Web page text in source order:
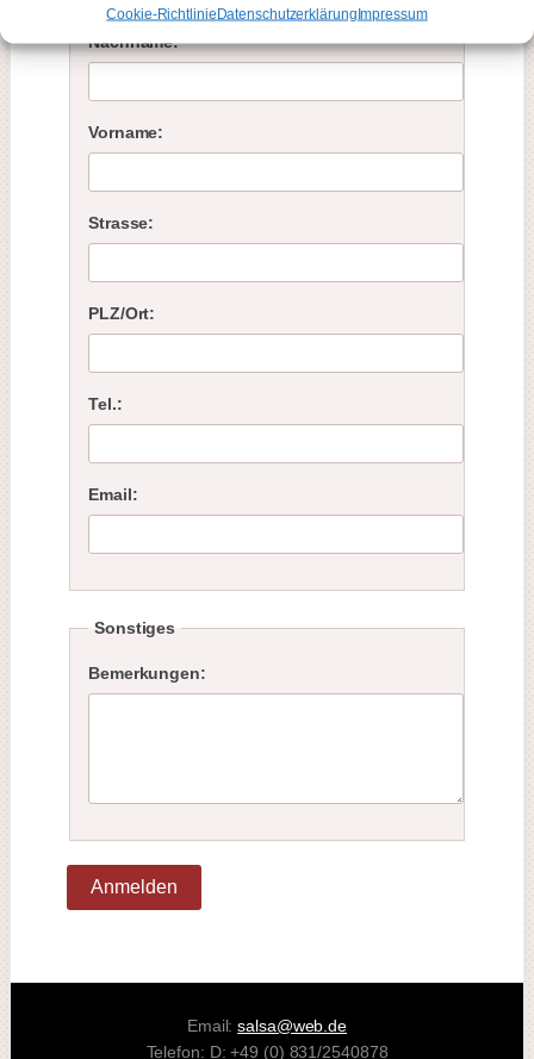
Cookie-RichtlinieDatenschutzerklärungImpressum
Nachname:
Vorname:
Strasse:
PLZ/Ort:
Tel.:
Email:
Sonstiges
Bemerkungen:
Anmelden
Email:salsa@web.de
Telefon: D: +49 (0) 831/2540878